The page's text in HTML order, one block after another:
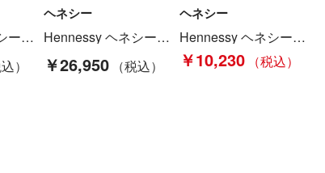
Hennessy ヘネシー プリヴィレッジ コニャック VSOP 40％ 700ml ギフトBOX付 Sランク 未開栓
ヘネシー
Hennessy ヘネシー 蒸留酒類 ブランデー コニャック 金キャップ グリーンボトル Sランク 未開栓
￥26,950
ヘネシー
Hennessy ヘネシー ブランデー コニャック VSOP 古酒 Sランク 未開栓
￥10,230